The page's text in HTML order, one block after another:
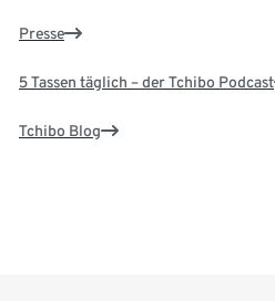
Presse
5 Tassen täglich – der Tchibo Podcast
Tchibo Blog